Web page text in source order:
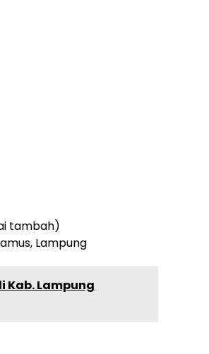
tambah)
Lampung
Kab. Lampung